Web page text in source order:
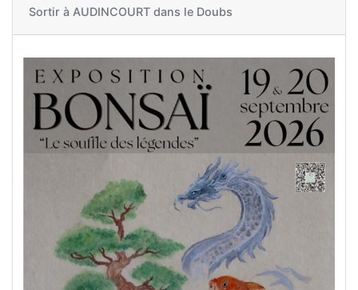
Sortir à AUDINCOURT dans le Doubs